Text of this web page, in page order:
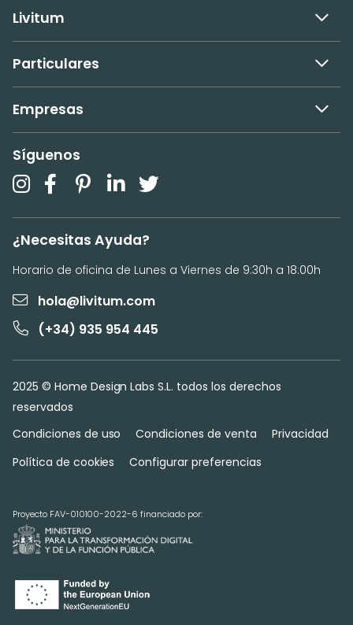
Livitum
Particulares
Empresas
Síguenos
¿Necesitas Ayuda?
Horario de oficina de Lunes a Viernes de 9:30h a 18:00h
hola@livitum.com
(+34) 935 954 445
2025 © Home Design Labs S.L. todos los derechos
reservados
Condiciones de uso
Condiciones de venta
Privacidad
Política de cookies
Configurar preferencias
Proyecto FAV-010100-2022-6 financiado por: